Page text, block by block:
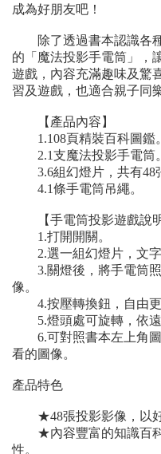
成為好朋友吧！
除了透過書本認識各種
的「魔法投影手電筒」，
遊戲，內容充滿趣味及驚
習及遊戲，也適合親子同
【產品內容】
1.108頁精裝百科圖鑑。
2.1支魔法投影手電筒。
3.6組幻燈片，共有48
4.1條手電筒吊繩。
【手電筒投影遊戲說明
1.打開開關。
2.選一組幻燈片，文字
3.關燈後，將手電筒照
像。
4.按壓轉換鈕，自由更
5.燈頭處可旋轉，依遠
6.可對照書本左上角圖
看的圖像。
產品特色
★48張投影影像，以好
★內容豐富的知識百科
性。